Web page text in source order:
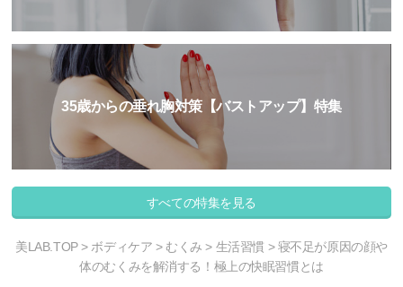
35歳からの垂れ胸対策【バストアップ】特集
すべての特集を見る
美LAB.TOP> ボディケア > むくみ > 生活習慣 > 寝不足が原因の顔や
体のむくみを解消する！極上の快眠習慣とは